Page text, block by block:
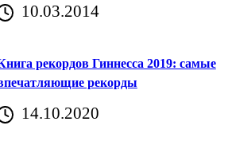
10.03.2014
рекордов Гиннесса 2019: самые
рекорды
14.10.2020